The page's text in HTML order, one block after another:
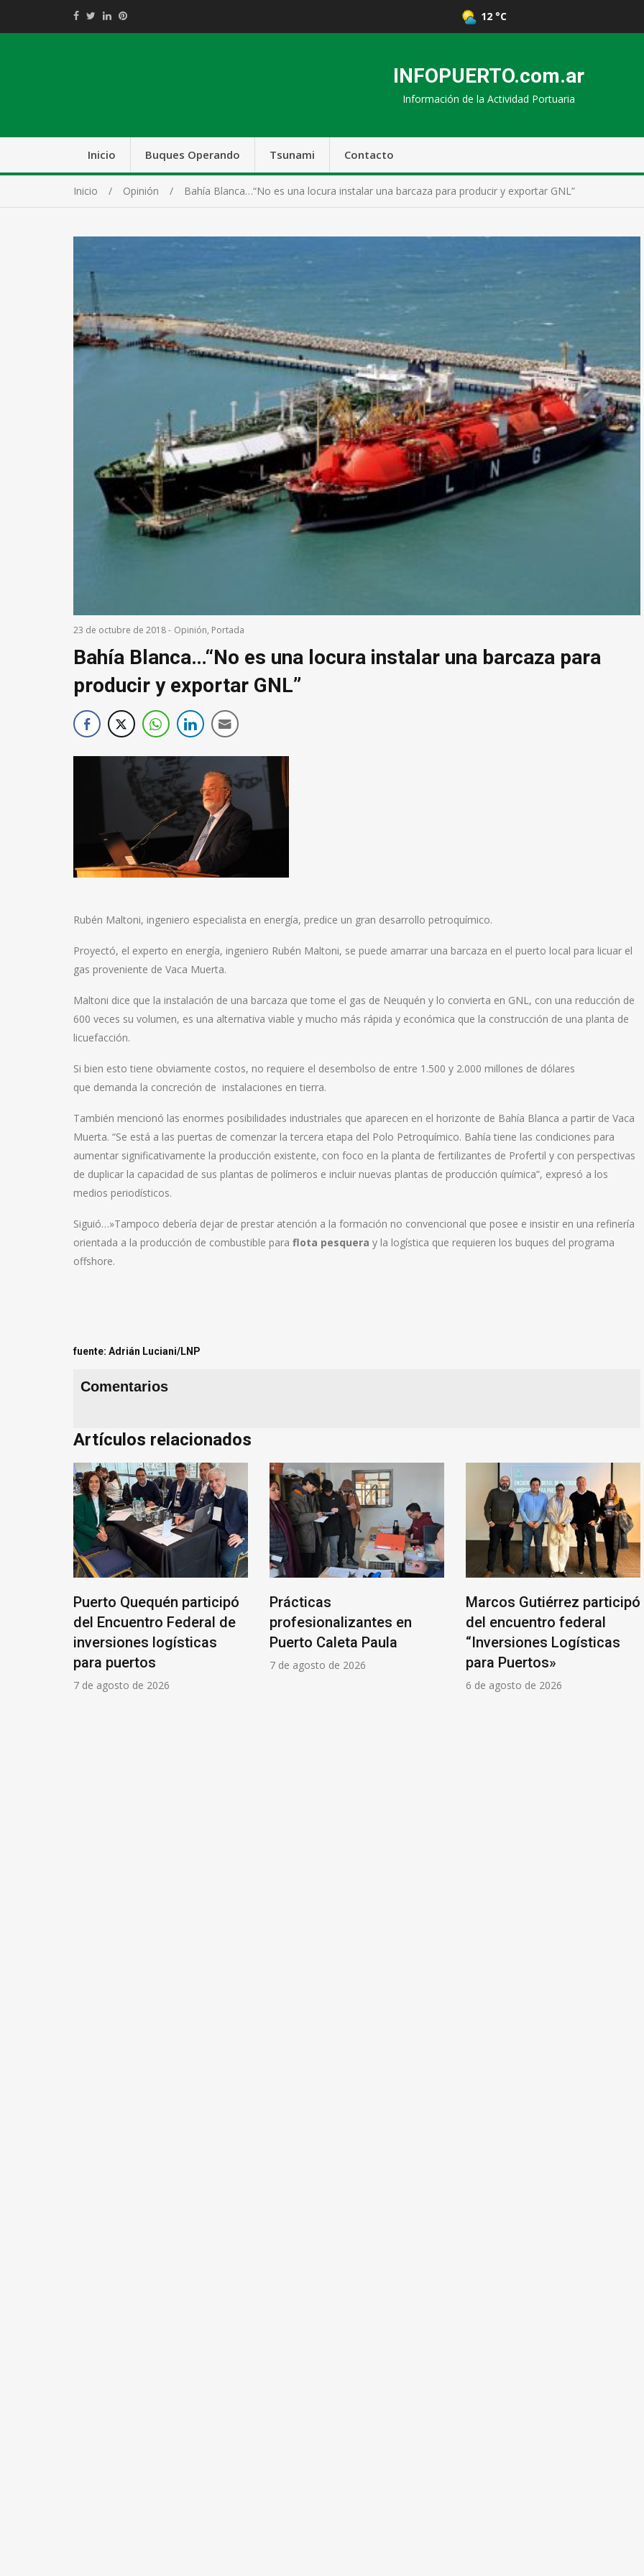
12 °C
INFOPUERTO.com.ar
Información de la Actividad Portuaria
Inicio Buques Operando Tsunami Contacto
Inicio Opinión Bahía Blanca…“No es una locura instalar una barcaza para producir y exportar GNL”
23 de octubre de 2018- Opinión, Portada
Bahía Blanca…“No es una locura instalar una barcaza para
producir y exportar GNL”
Rubén Maltoni, ingeniero especialista en energía, predice un gran desarrollo petroquímico.
Proyectó, el experto en energía, ingeniero Rubén Maltoni, se puede amarrar una barcaza en el puerto local para licuar el
gas proveniente de Vaca Muerta.
Maltoni dice que la instalación de una barcaza que tome el gas de Neuquén y lo convierta en GNL, con una reducción de
600 veces su volumen, es una alternativa viable y mucho más rápida y económica que la construcción de una planta de
licuefacción.
Si bien esto tiene obviamente costos, no requiere el desembolso de entre 1.500 y 2.000 millones de dólares
que demanda la concreción de instalaciones en tierra.
También mencionó las enormes posibilidades industriales que aparecen en el horizonte de Bahía Blanca a partir de Vaca
Muerta. “Se está a las puertas de comenzar la tercera etapa del Polo Petroquímico. Bahía tiene las condiciones para
aumentar significativamente la producción existente, con foco en la planta de fertilizantes de Profertil y con perspectivas
de duplicar la capacidad de sus plantas de polímeros e incluir nuevas plantas de producción química”, expresó a los
medios periodísticos.
Siguió…»Tampoco debería dejar de prestar atención a la formación no convencional que posee e insistir en una refinería
orientada a la producción de combustible para flota pesquera y la logística que requieren los buques del programa
offshore.
fuente: Adrián Luciani/LNP
Comentarios
Artículos relacionados
Puerto Quequén participó
del Encuentro Federal de
inversiones logísticas
para puertos
7 de agosto de 2026
Prácticas
profesionalizantes en
Puerto Caleta Paula
7 de agosto de 2026
Marcos Gutiérrez participó
del encuentro federal
“Inversiones Logísticas
para Puertos»
6 de agosto de 2026